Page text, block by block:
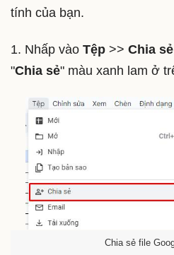
tính của bạn.
1. Nhấp vào Tệp >> Chia sẻ
"Chia sẻ" màu xanh lam ở
Chia sẻ file